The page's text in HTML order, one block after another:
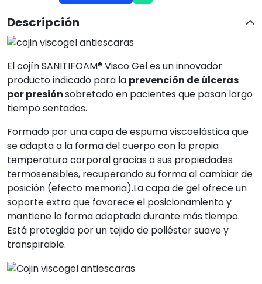
Descripción
El cojín SANITIFOAM® Visco Gel es un innovador
producto indicado para la prevención de úlceras
por presiónsobretodo en pacientes que pasan largo
tiempo sentados.
Formado por una capa de espuma viscoelástica que
se adapta a la forma del cuerpo con la propia
temperatura corporal gracias a sus propiedades
termosensibles, recuperando su forma al cambiar de
posición (efecto memoria).La capa de gel ofrece un
soporte extra que favorece el posicionamiento y
mantiene la forma adoptada durante más tiempo.
Está protegida por un tejido de poliéster suave y
transpirable.